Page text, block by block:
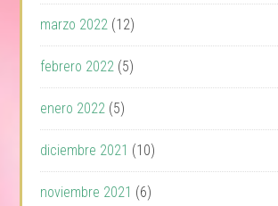
marzo 2022 (12)
febrero 2022 (5)
enero 2022 (5)
diciembre 2021 (10)
noviembre 2021 (6)